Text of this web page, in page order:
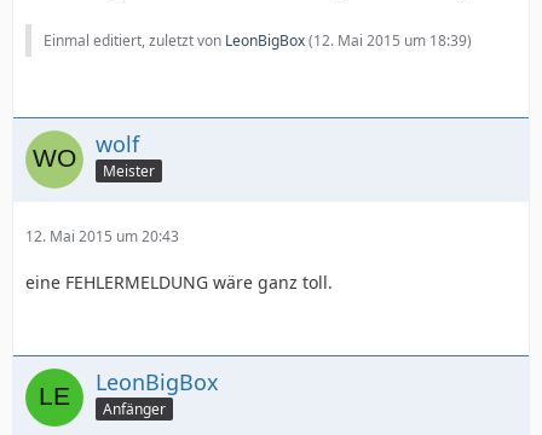
Einmal editiert, zuletzt von LeonBigBox(12. Mai 2015 um 18:39)
wolf
Meister
12. Mai 2015 um 20:43
eine FEHLERMELDUNG wäre ganz toll.
LeonBigBox
Anfänger